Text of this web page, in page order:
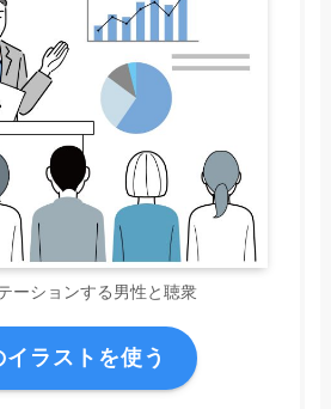
ーションする男性と聴衆
イラストを使う